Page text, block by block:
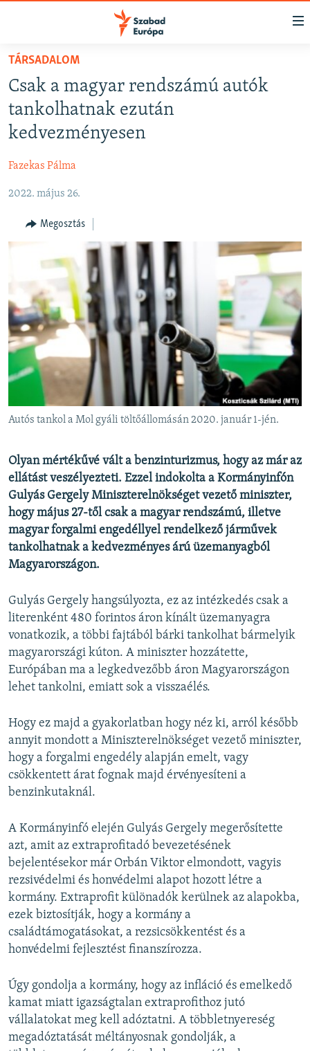
Akadálymentes
Ugrás
fő
oldalra
Ugrás
tartalomjegyzékre
NAPIRENDEN
AKTUÁLIS
PODCASTOK
ELEMZŐ
NER15
SZABADON
TÁRSADALOM
DEMOKRÁCIA
A PÉNZ NYOMÁBAN
EURÓPAI UNIÓ
VILÁG
KLÍMAVÁLTOZÁS
A MÚLT TANULSÁGAI
Valamennyi RFE/RL weboldal
TÁRSADALOM
Csak a magyar rendszámú autók
tankolhatnak ezután
kedvezményesen
Fazekas Pálma
2022. május 26.
Megosztás
Autós tankol a Mol gyáli töltőállomásán 2020. január 1-jén.
Olyan mértékűvé vált a benzinturizmus, hogy az már az
ellátást veszélyezteti. Ezzel indokolta a Kormányinfón
Gulyás Gergely Miniszterelnökséget vezető miniszter,
hogy május 27-től csak a magyar rendszámú, illetve
magyar forgalmi engedéllyel rendelkező járművek
tankolhatnak a kedvezményes árú üzemanyagból
Magyarországon.
Gulyás Gergely hangsúlyozta, ez az intézkedés csak a
literenként 480 forintos áron kínált üzemanyagra
vonatkozik, a többi fajtából bárki tankolhat bármelyik
magyarországi kúton. A miniszter hozzátette,
Európában ma a legkedvezőbb áron Magyarországon
lehet tankolni, emiatt sok a visszaélés.
Hogy ez majd a gyakorlatban hogy néz ki, arról később
annyit mondott a Miniszterelnökséget vezető miniszter,
hogy a forgalmi engedély alapján emelt, vagy
csökkentett árat fognak majd érvényesíteni a
benzinkutaknál.
A Kormányinfó elején Gulyás Gergely megerősítette
azt, amit az extraprofitadó bevezetésének
bejelentésekor már Orbán Viktor elmondott, vagyis
rezsivédelmi és honvédelmi alapot hozott létre a
kormány. Extraprofit különadók kerülnek az alapokba,
ezek biztosítják, hogy a kormány a
családtámogatásokat, a rezsicsökkentést és a
honvédelmi fejlesztést finanszírozza.
Úgy gondolja a kormány, hogy az infláció és emelkedő
kamat miatt igazságtalan extraprofithoz jutó
vállalatokat meg kell adóztatni. A többletnyereség
megadóztatását méltányosnak gondolják, a
FELIRATKOZÁS